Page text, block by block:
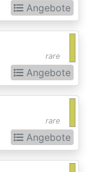
Angebote
rare
Angebote
rare
Angebote